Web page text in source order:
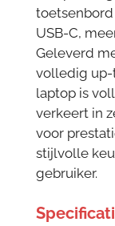
USB-C,
Geleverd
volledig up-
laptop is
verkeert in
voor
stijlvolle
gebruiker.